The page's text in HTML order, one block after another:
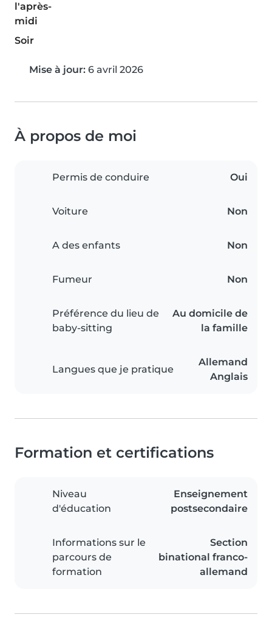
l'après-
midi
Soir
Mise à jour: 6 avril 2026
À propos de moi
Permis de conduire Oui
Voiture Non
A des enfants Non
Fumeur Non
Préférence du lieu de
baby-sitting
Au domicile de
la famille
Langues que je pratique
Allemand
Anglais
Formation et certifications
Niveau
d'éducation
Enseignement
postsecondaire
Informations sur le
parcours de
formation
Section
binational franco-
allemand